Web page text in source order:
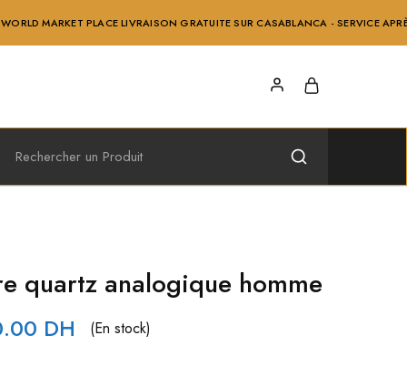
PLACE LIVRAISON GRATUITE SUR CASABLANCA - SERVICE APRÈS
quartz analogique homme
DH Le
(En stock)